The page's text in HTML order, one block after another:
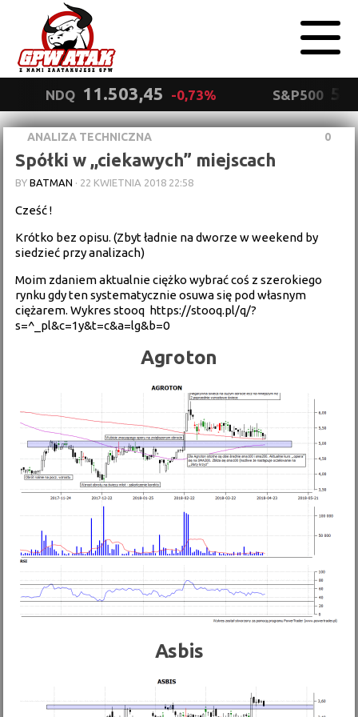
NDQ 11.503,45 -0,73% S&P500
ANALIZA TECHNICZNA 0
Spółki w ,,ciekawych” miejscach
BYBATMAN · 22 KWIETNIA 2018 22:58
Cześć !
Krótko bez opisu. (Zbyt ładnie na dworze w weekend by
siedzieć przy analizach)
Moim zdaniem aktualnie ciężko wybrać coś z szerokiego
rynku gdy ten systematycznie osuwa się pod własnym
ciężarem. Wykres stooq https://stooq.pl/q/?
s=^_pl&c=1y&t=c&a=lg&b=0
Agroton
Asbis
prywatności
Wyrażam zgodę.